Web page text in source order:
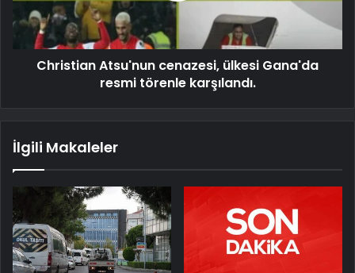
Christian Atsu'nun cenazesi, ülkesi Gana'da
resmi törenle karşılandı.
İlgili Makaleler